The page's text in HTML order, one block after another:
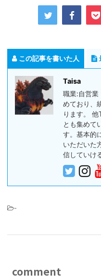
この記事を書いた人
Taisa
職業:自営業
めており、
ります。
とも集めて
す。基本的
いただいた
信していけ
-
comment